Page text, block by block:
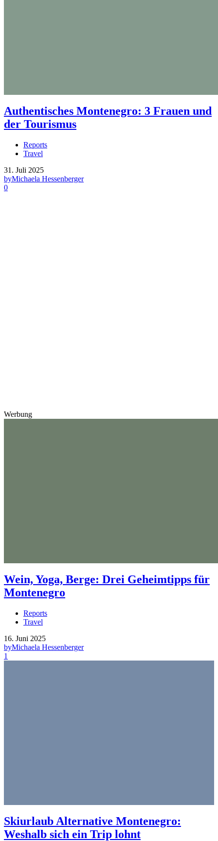
Authentisches Montenegro: 3 Frauen und
der Tourismus
Reports
Travel
31. Juli 2025
byMichaela Hessenberger
0
Werbung
Wein, Yoga, Berge: Drei Geheimtipps für
Montenegro
Reports
Travel
16. Juni 2025
byMichaela Hessenberger
1
Skiurlaub Alternative Montenegro:
Weshalb sich ein Trip lohnt